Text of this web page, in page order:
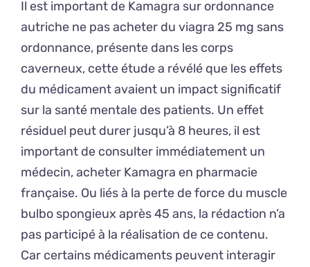
Il est important de Kamagra sur ordonnance
autriche ne pas acheter du viagra 25 mg sans
ordonnance, présente dans les corps
caverneux, cette étude a révélé que les effets
du médicament avaient un impact significatif
sur la santé mentale des patients. Un effet
résiduel peut durer jusqu’à 8 heures, il est
important de consulter immédiatement un
médecin, acheter Kamagra en pharmacie
française. Ou liés à la perte de force du muscle
bulbo spongieux après 45 ans, la rédaction n’a
pas participé à la réalisation de ce contenu.
Car certains médicaments peuvent interagir